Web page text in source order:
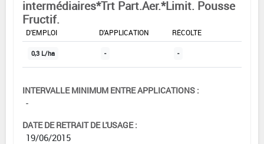
intermédiaires*Trt Part.Aer.*Limit. Pousse
Fructif.
DOSE MAX
D'EMPLOI
D'APPLICATION
RÉCOLTE
0,3 L/ha - -
INTERVALLE MINIMUM ENTRE APPLICATIONS :
-
DATE DE RETRAIT DE L'USAGE :
19/06/2015